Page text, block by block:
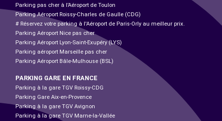
Parking pas cher à l’Aéroport de Toulon
Parking Aéroport Roissy-Charles de Gaulle (CDG)
# Réservez votre parking à l'Aéroport de Paris-Orly au meilleur prix.
Parking Aéroport Nice pas cher
Parking Aéroport Lyon-Saint-Exupéry (LYS)
Parking aéroport Marseille pas cher
Parking Aéroport Bâle-Mulhouse (BSL)
PARKING GARE EN FRANCE
Parking à la gare TGV Roissy-CDG
Parking Gare Aix-en-Provence
Parking à la gare TGV Avignon
Parking à la gare TGV Marne-la-Vallée